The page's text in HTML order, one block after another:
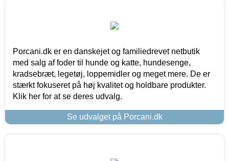
Porcani.dk er en danskejet og familiedrevet netbutik
med salg af foder til hunde og katte, hundesenge,
kradsebræt, legetøj, loppemidler og meget mere. De er
stærkt fokuseret på høj kvalitet og holdbare produkter.
Klik her for at se deres udvalg.
Se udvalget på Porcani.dk